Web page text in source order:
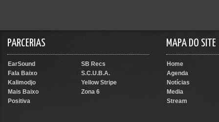
PARCERIAS
EarSound
SB Recs
Fala Baixo
S.C.U.B.A.
Kalimodjo
Yellow Stripe
Mais Baixo
Zona 6
Positiva
MAPA DO SITE
Home
Agenda
Notícias
Media
Stream